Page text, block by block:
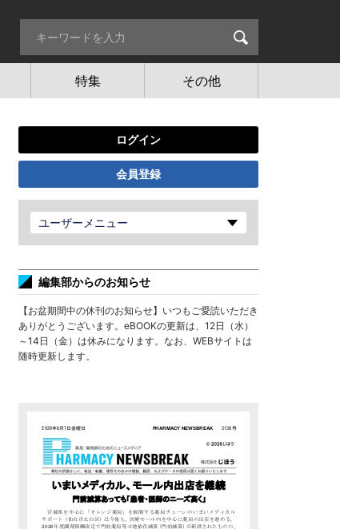
特集 その他
ログイン
会員登録
ユーザーメニュー
編集部からのお知らせ
【お盆期間中の休刊のお知らせ】いつもご愛読いただき
ありがとうございます。eBOOKの更新は、12日（水）
～14日（金）は休みになります。なお、WEBサイトは
随時更新します。